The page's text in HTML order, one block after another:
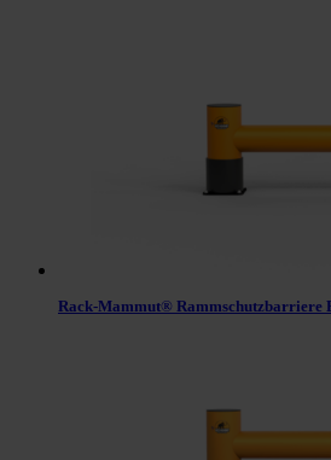
Rack-Mammut® Rammschutzbarriere